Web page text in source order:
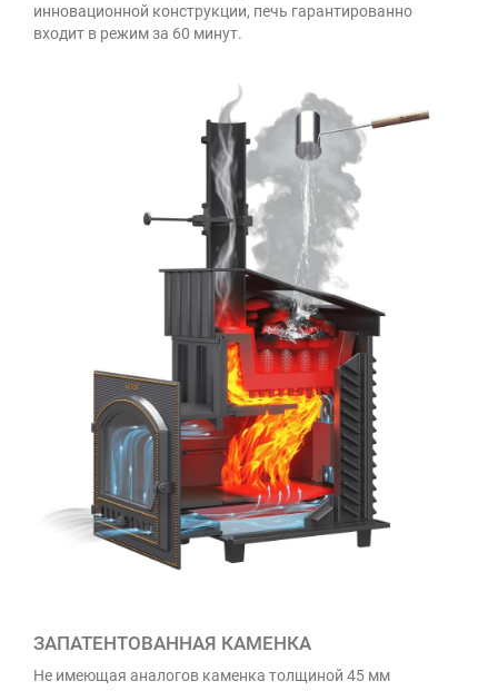
инновационной конструкции, печь гарантированно
входит в режим за 60 минут.
ЗАПАТЕНТОВАННАЯ КАМЕНКА
Не имеющая аналогов каменка толщиной 45 мм